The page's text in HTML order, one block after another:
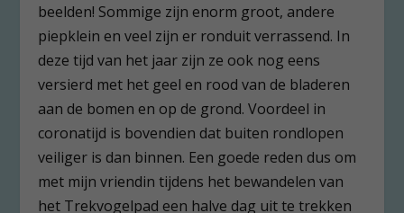
beelden! Sommige zijn enorm groot, andere
piepklein en veel zijn er ronduit verrassend. In
deze tijd van het jaar zijn ze ook nog eens
versierd met het geel en rood van de bladeren
aan de bomen en op de grond. Voordeel in
coronatijd is bovendien dat buiten rondlopen
veiliger is dan binnen. Een goede reden dus om
met mijn vriendin tijdens het bewandelen van
het Trekvogelpad een halve dag uit te trekken